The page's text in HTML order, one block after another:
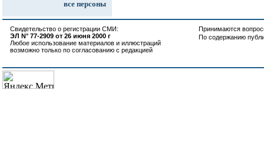
все персоны
Свидетельство о регистрации СМИ:
ЭЛ N° 77-2909 от 26 июня 2000 г
Любое использование материалов и иллюстраций
возможно только по согласованию с редакцией
Принимаются
По содержанию